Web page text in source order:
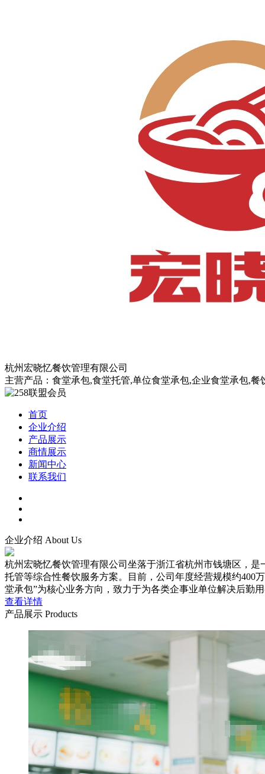
杭州宏晓忆餐饮管理有限公司
主营产品：食堂承包,食堂托管,单位食堂承包,企业食堂承包,餐
首页
企业介绍
产品展示
商情展示
新闻中心
联系我们
企业介绍 About Us
杭州宏晓忆餐饮管理有限公司坐落于浙江省杭州市钱塘区，
托管等综合性餐饮服务方案。目前，公司年度经营规模约400
堂承包”为核心业务方向，致力于为各类企事业单位解决后勤
查看详情
产品展示 Products